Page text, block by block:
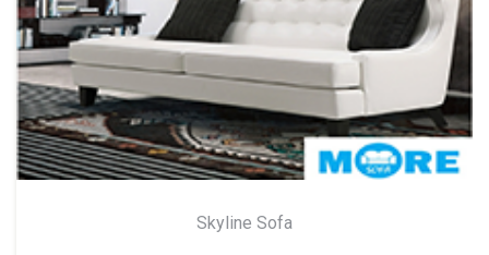
Skyline Sofa